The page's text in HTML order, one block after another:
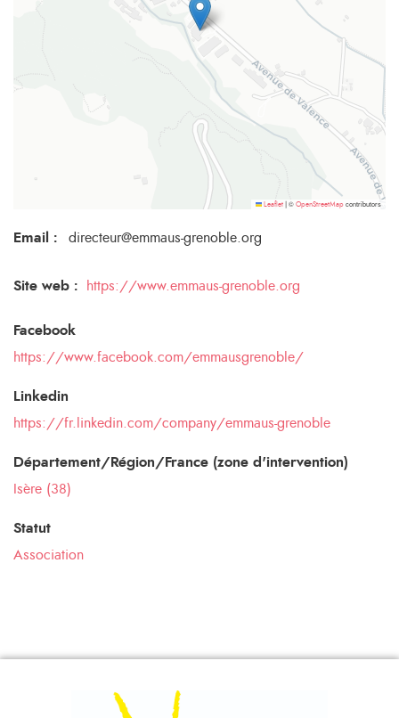
Leaflet © OpenStreetMap contributors
Email : directeur@emmaus-grenoble.org
Site web : https://www.emmaus-grenoble.org
Facebook
https://www.facebook.com/emmausgrenoble/
Linkedin
https://fr.linkedin.com/company/emmaus-grenoble
Département/Région/France (zone d'intervention)
Isère (38)
Statut
Association